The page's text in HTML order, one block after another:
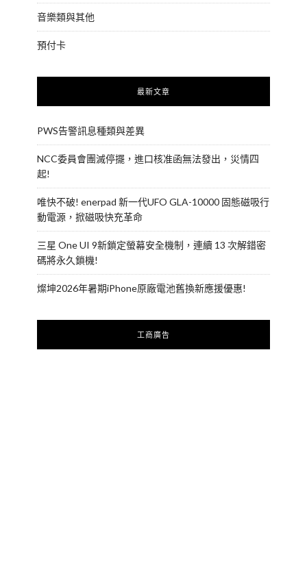
音樂類與其他
預付卡
最新文章
PWS告警訊息種類與差異
NCC委員會團滅停擺，進口核准函無法發出，災情四
起!
唯快不破! enerpad 新一代UFO GLA-10000 固態磁吸行
動電源，掀磁吸快充革命
三星 One UI 9新鎖定螢幕安全機制，連續 13 次解錯密
碼將永久鎖機!
燦坤2026年暑期iPhone原廠電池舊換新應援優惠!
工商廣告